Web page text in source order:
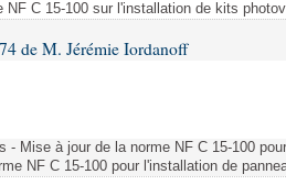
NF C 15-100 sur l'installation de kits
de M. Jérémie Iordanoff
- Mise à jour de la norme NF C 15-100
NF C 15-100 pour l'installation de